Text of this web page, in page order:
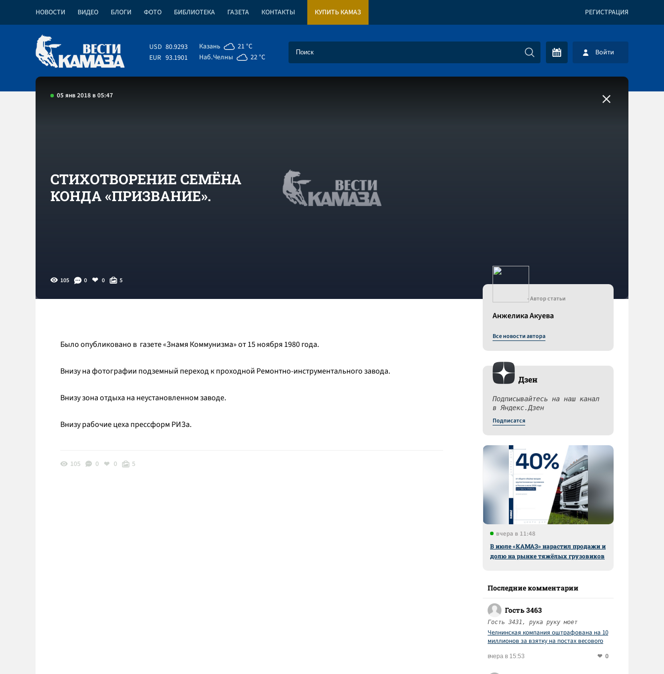
НОВОСТИ ВИДЕО БЛОГИ ФОТО БИБЛИОТЕКА ГАЗЕТА КОНТАКТЫ КУПИТЬ КАМАЗ РЕГИСТРАЦИЯ
USD 80.9293
EUR 93.1901
Казань
21 °C
Наб.Челны
22 °C Войти
05 янв 2018 в 05:47
СТИХОТВОРЕНИЕ СЕМЁНА
КОНДА «ПРИЗВАНИЕ».
105 0 0 5
Было опубликовано в газете «Знамя Коммунизма» от 15 ноября 1980 года.
Внизу на фотографии подземный переход к проходной Ремонтно-инструментального завода.
Внизу зона отдыха на неустановленном заводе.
Внизу рабочие цеха прессформ РИЗа.
105 0 0 5
- Автор статьи
Анжелика Акуева
Все новости автора
Дзен
Подписывайтесь на наш канал
в Яндекс.Дзен
Подписатся
вчера в 11:48
В июле «КАМАЗ» нарастил продажи и
долю на рынке тяжёлых грузовиков
Последние комментарии
Гость 3463
Гость 3431, рука руку моет
Челнинская компания оштрафована на 10
миллионов за взятку на постах весового
вчера в 15:53 0